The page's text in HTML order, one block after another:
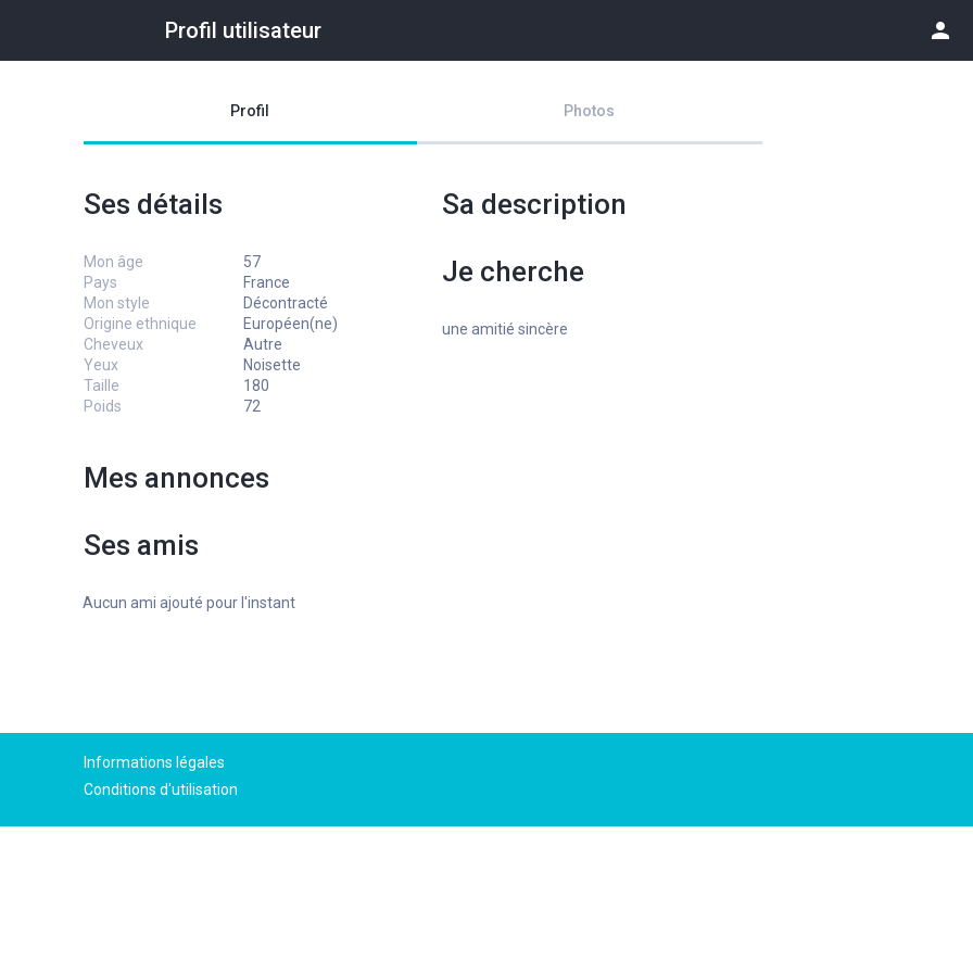
Profil utilisateur person
Profil Photos
Ses détails
Mon âge
57
Pays
France
Mon style
Décontracté
Origine ethnique
Européen(ne)
Cheveux
Autre
Yeux
Noisette
Taille
180
Poids
72
Sa description
Je cherche
une amitié sincère
Mes annonces
Ses amis
Aucun ami ajouté pour l'instant
Informations légales
Conditions d'utilisation